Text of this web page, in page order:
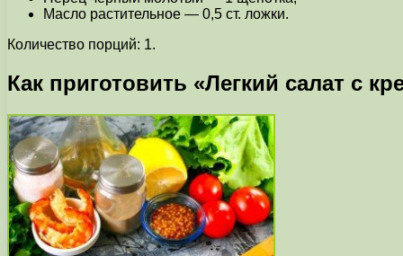
Масло растительное — 0,5 ст. ложки.
Количество порций: 1.
Как приготовить «Легкий салат с